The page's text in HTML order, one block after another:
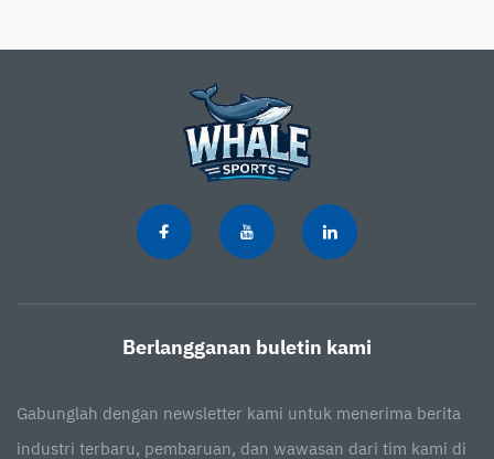
Berlangganan buletin kami
Gabunglah dengan newsletter kami untuk menerima berita
industri terbaru, pembaruan, dan wawasan dari tim kami di